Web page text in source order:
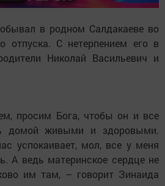
в родном Салдакаеве во
отпуска. С нетерпением его в
Николай Васильевич и
просим Бога, чтобы он и все
домой живыми и здоровыми.
успокаивает, мол, все у меня
А ведь материнское сердце не
им там, – говорит Зинаида